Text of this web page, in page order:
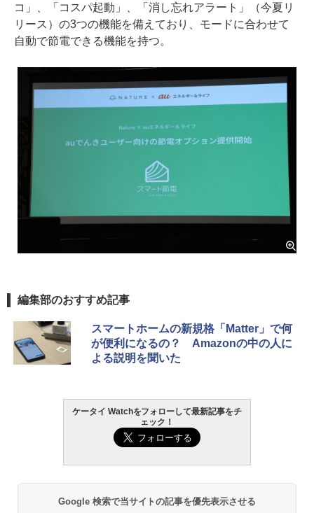
コ」、「コスパ起動」、「消し忘れアラート」（今夏リ
リース）の3つの機能を備えており、モードに合わせて
自動で節電できる機能を持つ。
編集部のおすすめ記事
スマートホームの新規格「Matter」で何
が便利になるの？ Amazonの中の人に
よる説明を聞いた
ケータイ Watchをフォローして最新記事をチ
ェック！
Google 検索で当サイトの記事を優先表示させる